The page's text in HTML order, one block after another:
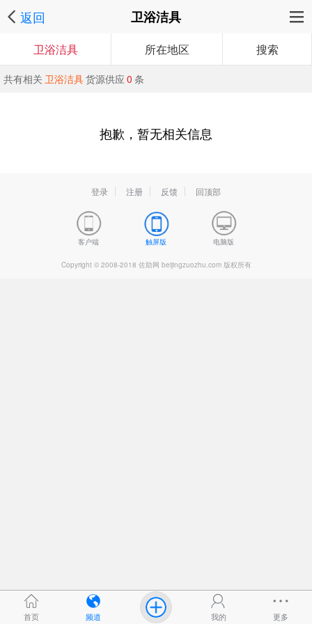
返回 卫浴洁具
卫浴洁具 所在地区 搜索
共有相关 卫浴洁具货源供应 0 条
抱歉，暂无相关信息
登录 注册 反馈 回顶部
客户端 触屏版 电脑版
Copyright © 2008-2018 佐助网 beijingzuozhu.com 版权所有
首页 频道 我的 更多